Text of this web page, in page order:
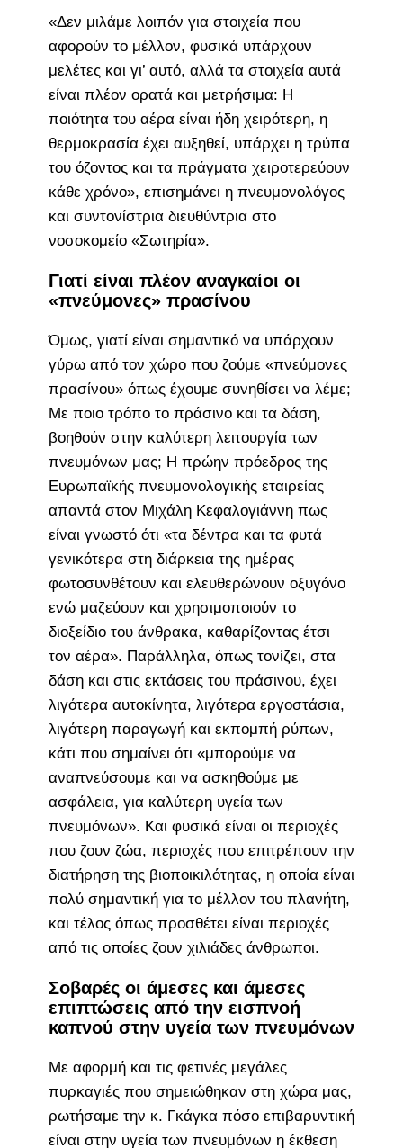
«Δεν μιλάμε λοιπόν για στοιχεία που
αφορούν το μέλλον, φυσικά υπάρχουν
μελέτες και γι’ αυτό, αλλά τα στοιχεία αυτά
είναι πλέον ορατά και μετρήσιμα: Η
ποιότητα του αέρα είναι ήδη χειρότερη, η
θερμοκρασία έχει αυξηθεί, υπάρχει η τρύπα
του όζοντος και τα πράγματα χειροτερεύουν
κάθε χρόνο», επισημάνει η πνευμονολόγος
και συντονίστρια διευθύντρια στο
νοσοκομείο «Σωτηρία».
Γιατί είναι πλέον αναγκαίοι οι
«πνεύμονες» πρασίνου
Όμως, γιατί είναι σημαντικό να υπάρχουν
γύρω από τον χώρο που ζούμε «πνεύμονες
πρασίνου» όπως έχουμε συνηθίσει να λέμε;
Με ποιο τρόπο το πράσινο και τα δάση,
βοηθούν στην καλύτερη λειτουργία των
πνευμόνων μας; Η πρώην πρόεδρος της
Ευρωπαϊκής πνευμονολογικής εταιρείας
απαντά στον Μιχάλη Κεφαλογιάννη πως
είναι γνωστό ότι «τα δέντρα και τα φυτά
γενικότερα στη διάρκεια της ημέρας
φωτοσυνθέτουν και ελευθερώνουν οξυγόνο
ενώ μαζεύουν και χρησιμοποιούν το
διοξείδιο του άνθρακα, καθαρίζοντας έτσι
τον αέρα». Παράλληλα, όπως τονίζει, στα
δάση και στις εκτάσεις του πράσινου, έχει
λιγότερα αυτοκίνητα, λιγότερα εργοστάσια,
λιγότερη παραγωγή και εκπομπή ρύπων,
κάτι που σημαίνει ότι «μπορούμε να
αναπνεύσουμε και να ασκηθούμε με
ασφάλεια, για καλύτερη υγεία των
πνευμόνων». Και φυσικά είναι οι περιοχές
που ζουν ζώα, περιοχές που επιτρέπουν την
διατήρηση της βιοποικιλότητας, η οποία είναι
πολύ σημαντική για το μέλλον του πλανήτη,
και τέλος όπως προσθέτει είναι περιοχές
από τις οποίες ζουν χιλιάδες άνθρωποι.
Σοβαρές οι άμεσες και άμεσες
επιπτώσεις από την εισπνοή
καπνού στην υγεία των πνευμόνων
Με αφορμή και τις φετινές μεγάλες
πυρκαγιές που σημειώθηκαν στη χώρα μας,
ρωτήσαμε την κ. Γκάγκα πόσο επιβαρυντική
είναι στην υγεία των πνευμόνων η έκθεση